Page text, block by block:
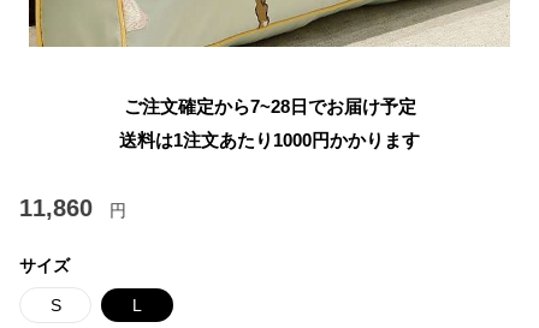
ご注文確定から7~28日でお届け予定
送料は1注文あたり 1000円かかります
11,860 円
サイズ
S L